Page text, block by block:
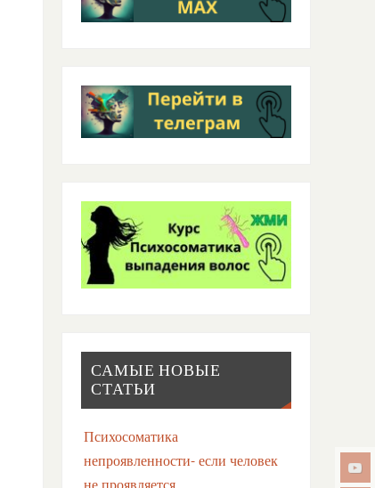
САМЫЕ НОВЫЕ
СТАТЬИ
Психосоматика
непроявленности- если человек